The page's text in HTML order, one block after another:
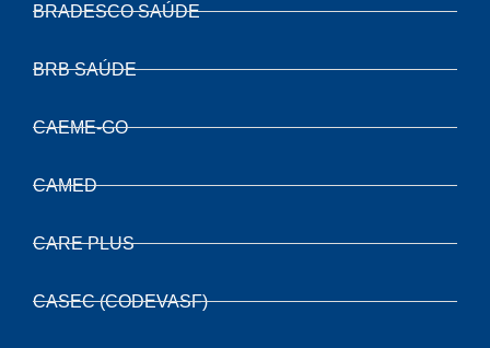
BRADESCO SAÚDE
BRB SAÚDE
CAEME-GO
CAMED
CARE PLUS
CASEC (CODEVASF)